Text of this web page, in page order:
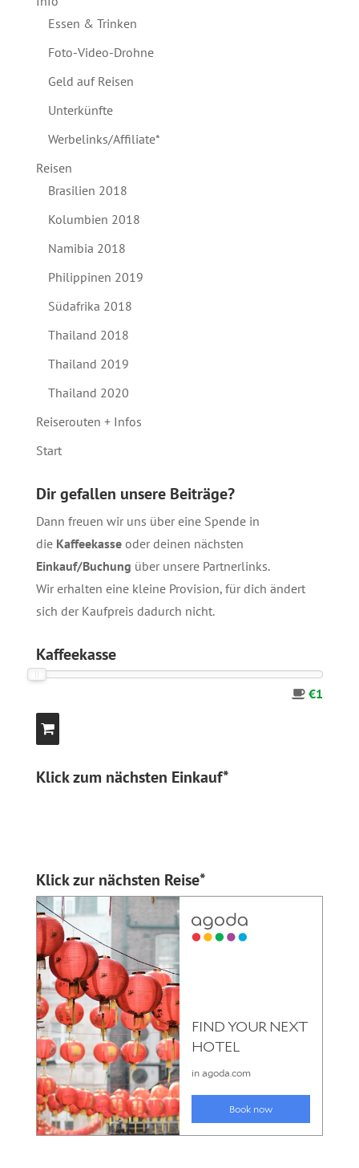
Essen & Trinken
Foto-Video-Drohne
Geld auf Reisen
Unterkünfte
Werbelinks/Affiliate*
Reisen
Brasilien 2018
Kolumbien 2018
Namibia 2018
Philippinen 2019
Südafrika 2018
Thailand 2018
Thailand 2019
Thailand 2020
Reiserouten + Infos
Start
Dir gefallen unsere Beiträge?
Dann freuen wir uns über eine Spende in
die Kaffeekasseoder deinen nächsten
Einkauf/Buchung über unsere Partnerlinks.
Wir erhalten eine kleine Provision, für dich ändert
sich der Kaufpreis dadurch nicht.
Kaffeekasse
€1
Klick zum nächsten Einkauf*
Klick zur nächsten Reise*